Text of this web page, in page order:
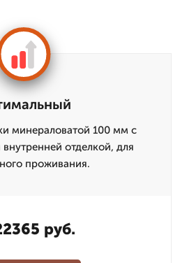
минераловатой 100 мм с
отделкой, для
проживания.
руб.